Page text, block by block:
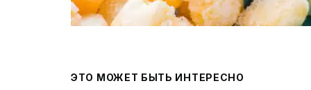
ЭТО МОЖЕТ БЫТЬ ИНТЕРЕСНО